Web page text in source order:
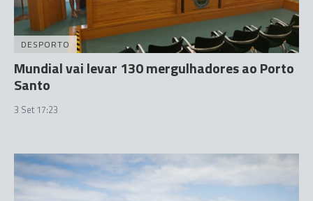
DESPORTO
Mundial vai levar 130 mergulhadores ao Porto
Santo
3 Set 17:23